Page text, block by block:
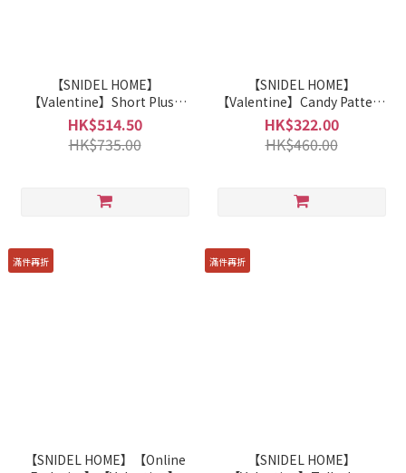
【SNIDEL HOME】
【Valentine】Short Plush
Dress SHNO241021
HK$514.50
HK$735.00
【SNIDEL HOME】
【Valentine】Candy Pattern
Top SHCT241070
HK$322.00
HK$460.00
滿件再折
【SNIDEL HOME】【Online
滿件再折
【SNIDEL HOME】